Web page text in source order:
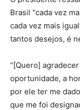
Brasil “cada vez
cada vez mais
tantos desejos, é
“[Quero]
oportunidade, a
por ele ter me
que me foi